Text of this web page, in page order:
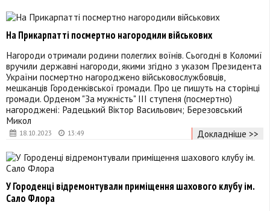
18.10.2023 13:49
На Прикарпатті посмертно нагородили військових
Нагороди отримали родини полеглих воїнів. Сьогодні в Коломиї
вручили державні нагороди, якими згідно з указом Президента
України посмертно нагороджено військовослужбовців,
мешканців Городенківської громади. Про це пишуть на сторінці
громади. Орденом "За мужність" ІІІ ступеня (посмертно)
нагороджені: Радецький Віктор Васильович; Березовський
Микол
Докладніше >>
У Городенці відремонтували приміщення шахового клубу ім.
Сало Флора